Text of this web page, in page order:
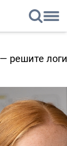
решите